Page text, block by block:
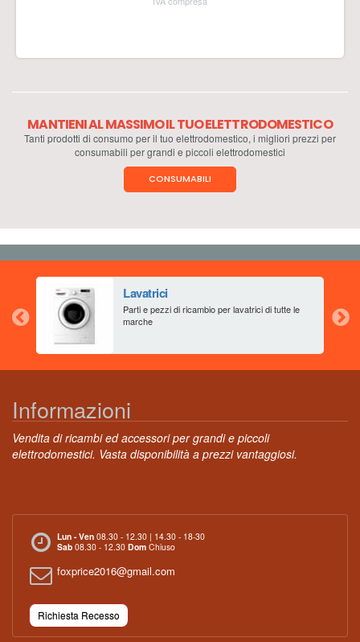
MANTIENI AL MASSIMO IL TUO ELETTRODOMESTICO
Tanti prodotti di consumo per il tuo elettrodomestico, i migliori prezzi per
consumabili per grandi e piccoli elettrodomestici
CONSUMABILI
Lavatrici
Parti e pezzi di ricambio per lavatrici di tutte le
marche
Informazioni
Vendita di ricambi ed accessori per grandi e piccoli
elettrodomestici. Vasta disponibilità a prezzi vantaggiosi.
Lun - Ven 08.30 - 12.30 | 14.30 - 18-30
Sab 08.30 - 12.30 Dom Chiuso
foxprice2016@gmail.com
Richiesta Recesso